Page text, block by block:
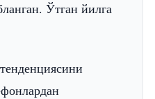
Ўтган йилга